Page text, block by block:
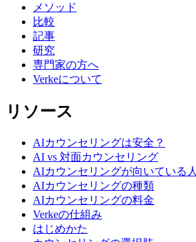
メソッド
比較
記事
研究
専門家の方へ
Verkeについて
リソース
AIカウンセリングは安全？
AI vs 対面カウンセリング
AIカウンセリングが向いている人
AIカウンセリングの種類
AIカウンセリングの料金
Verkeの仕組み
はじめかた